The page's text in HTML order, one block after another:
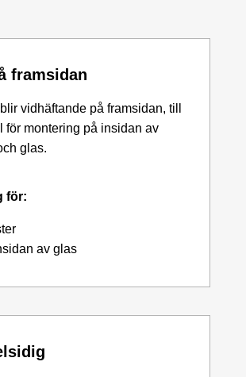
framsidan
vidhäftande på framsidan, till
för montering på insidan av
glas.
för:
av glas